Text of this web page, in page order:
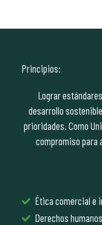
Principios:
Lograr
desarrollo
prioridades. Como
compromiso para
Ética comercial e
Derechos